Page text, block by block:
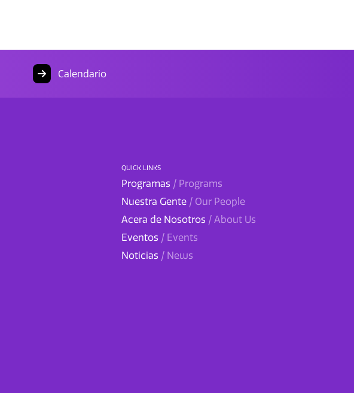
Calendario
QUICK LINKS
Programas / Programs
Nuestra Gente / Our People
Acera de Nosotros / About Us
Eventos / Events
Noticias / News